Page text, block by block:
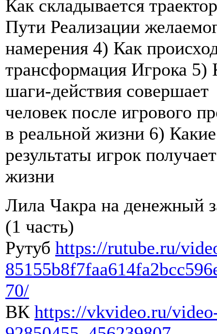
Как складывается
Пути Реализации
намерения 4) Как
трансформация Игрока 5)
шаги-действия совершает
человек после игрового
в реальной жизни 6) Какие
результаты игрок
жизни
Лила Чакра на денежный
(1 часть)
Рутуб https://rutube.ru/
70/
ВК https://vkvideo.ru/